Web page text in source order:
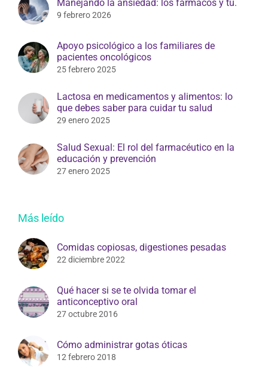
Manejando la ansiedad: los fármacos y tú.
9 febrero 2026
Apoyo psicológico a los familiares de
pacientes oncológicos
25 febrero 2025
Lactosa en medicamentos y alimentos: lo
que debes saber para cuidar tu salud
29 enero 2025
Salud Sexual: El rol del farmacéutico en la
educación y prevención
27 enero 2025
Más leído
Comidas copiosas, digestiones pesadas
22 diciembre 2022
Qué hacer si se te olvida tomar el
anticonceptivo oral
27 octubre 2016
Cómo administrar gotas óticas
12 febrero 2018